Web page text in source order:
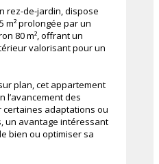
rez-de-jardin, dispose
m² prolongée par un
80 m², offrant un
valorisant pour un
plan, cet appartement
l’avancement des
certaines adaptations ou
un avantage intéressant
bien ou optimiser sa